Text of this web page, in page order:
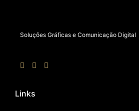
Soluções Gráficas e Comunicação Digital
Links